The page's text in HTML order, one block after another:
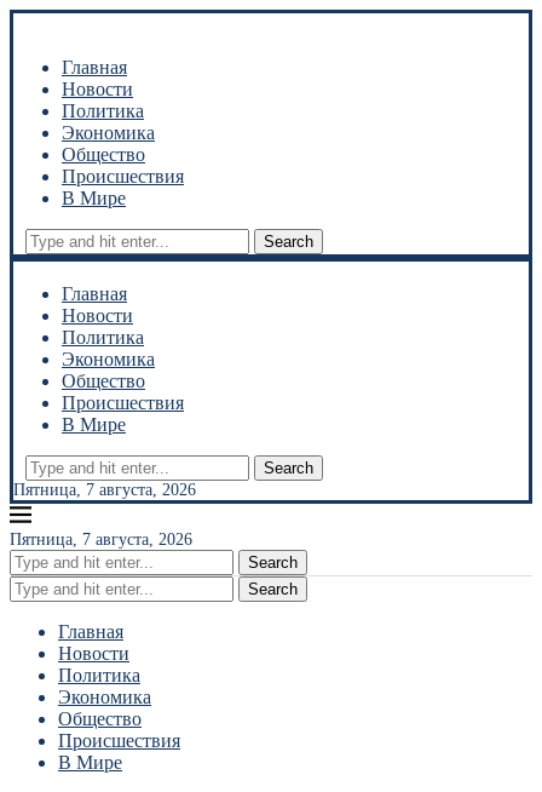
Главная
Новости
Политика
Экономика
Общество
Происшествия
В Мире
Search
Главная
Новости
Политика
Экономика
Общество
Происшествия
В Мире
Search
Пятница, 7 августа, 2026
Пятница, 7 августа, 2026
Search
Search
Главная
Новости
Политика
Экономика
Общество
Происшествия
В Мире